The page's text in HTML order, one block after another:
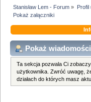
Stanisław Lem - Forum »
Pokaż załączniki
Pokaż wiadomości
Ta sekcja pozwala Ci
użytkownika. Zwróć uwagę,
działach do których masz